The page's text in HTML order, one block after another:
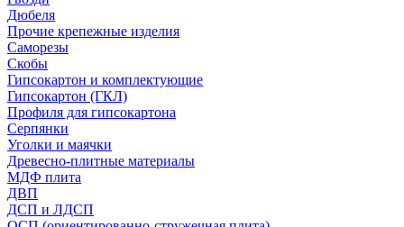
Дюбеля
Прочие крепежные изделия
Саморезы
Скобы
Гипсокартон и комплектующие
Гипсокартон (ГКЛ)
Профиля для гипсокартона
Серпянки
Уголки и маячки
Древесно-плитные материалы
МДФ плита
ДВП
ДСП и ЛДСП